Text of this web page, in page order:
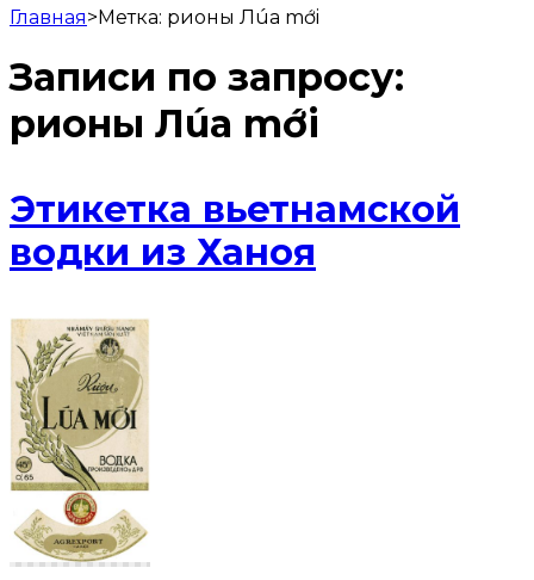
Главная>Метка: рионы Лúa mới
Записи по запросу:
рионы Лúa mới
Этикетка вьетнамской
водки из Ханоя